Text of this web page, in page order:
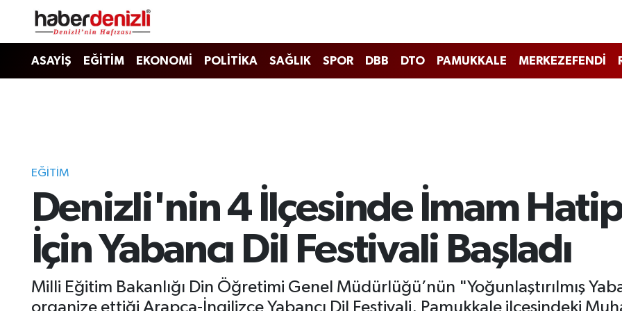
ASAYİŞ EĞİTİM EKONOMİ POLİTİKA SAĞLIK SPOR DBB DTO PAMUKKALE MERKEZEFENDİ
EĞİTİM
Denizli'nin 4 İlçesinde İmam
İçin Yabancı Dil Festivali Başladı
Milli Eğitim Bakanlığı Din Öğretimi Genel Müdürlüğü’nün "Yoğunlaştırılmış
organize ettiği Arapça-İngilizce Yabancı Dil Festivali, Pamukkale ilçesindeki
Denizli Nöbetçi Eczaneler
Tüm Manşetler
Son Dakika Haberleri
Haber Arşivi